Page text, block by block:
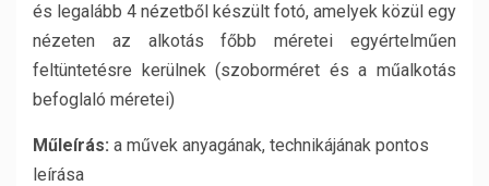
és legalább 4 nézetből készült fotó, amelyek közül egy
nézeten az alkotás főbb méretei egyértelműen
feltüntetésre kerülnek (szoborméret és a műalkotás
befoglaló méretei)
Műleírás: a művek anyagának, technikájának pontos
leírása